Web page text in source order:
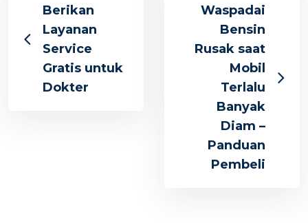
Berikan
Layanan
Service
Gratis untuk
Dokter
Waspadai
Bensin
Rusak saat
Mobil
Terlalu
Banyak
Diam –
Panduan
Pembeli